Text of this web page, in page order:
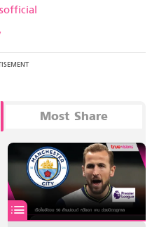
Most Share